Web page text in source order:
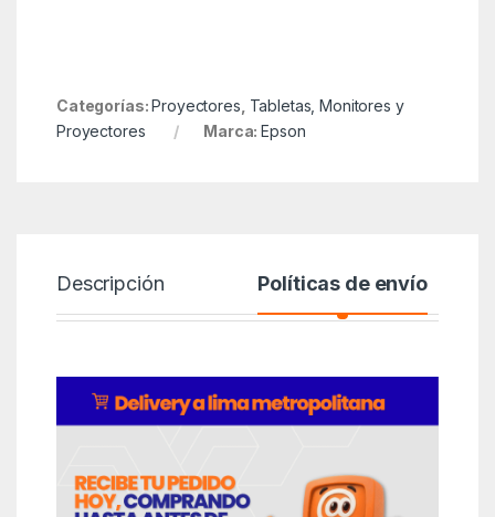
Categorías:Proyectores Tabletas, Monitores y
Proyectores
Marca:Epson
Descripción Políticas de envío